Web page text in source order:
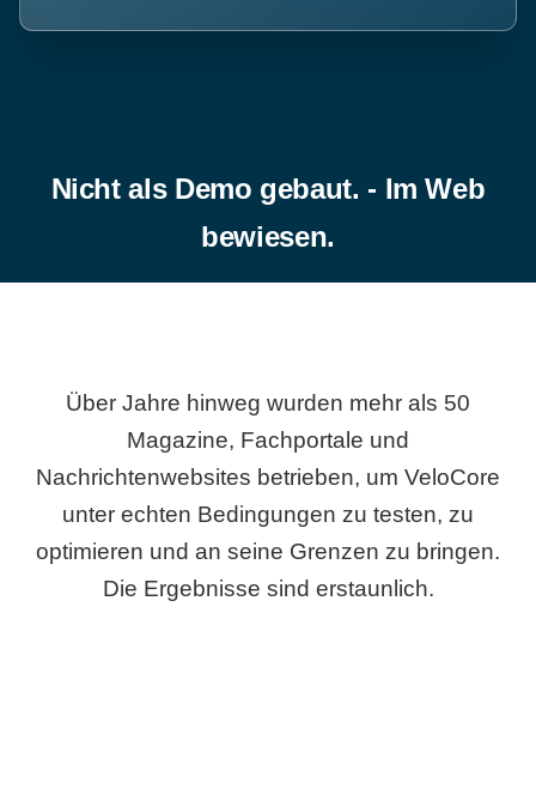
Nicht als Demo gebaut. - Im Web
bewiesen.
Über Jahre hinweg wurden mehr als 50
Magazine, Fachportale und
Nachrichtenwebsites betrieben, um VeloCore
unter echten Bedingungen zu testen, zu
optimieren und an seine Grenzen zu bringen.
Die Ergebnisse sind erstaunlich.